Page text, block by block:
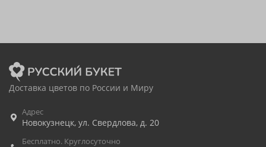
Доставка цветов по России и Миру
Адрес
Новокузнецк, ул. Свердлова, д. 20
Бесплатно. Круглосуточно